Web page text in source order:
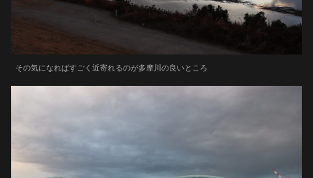
その気になればすごく近寄れるのが多摩川の良いところ